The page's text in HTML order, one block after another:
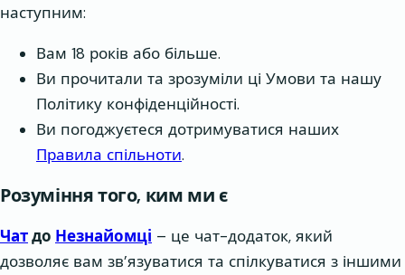
наступним:
Вам 18 років або більше.
Ви прочитали та зрозуміли ці Умови та нашу
Політику конфіденційності.
Ви погоджуєтеся дотримуватися наших
Правила спільноти.
Розуміння того, ким ми є
Чатдо Незнайомці – це чат-додаток, який
дозволяє вам зв’язуватися та спілкуватися з іншими